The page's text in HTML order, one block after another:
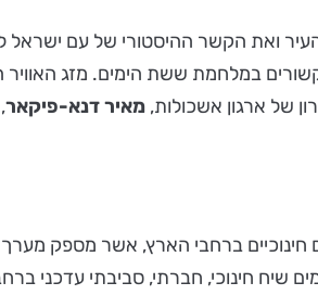
של העיר ואת הקשר ההיסטורי של עם
במלחמת ששת הימים. מזג
של ארגון אשכולות, מאיר דנא-פיקאר
גג חינוכי מוביל ל-36 מרכזים חינוכיים
חינוכי, חברתי, סביבתי עדכני